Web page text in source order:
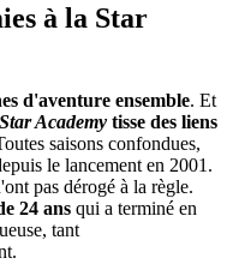
à la Star
d'aventure ensemble. Et
Star Academy tisse des liens
saisons confondues,
le lancement en 2001.
pas dérogé à la règle.
24 ans qui a terminé en
tant